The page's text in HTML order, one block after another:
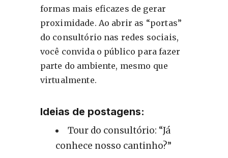
formas mais eficazes de gerar
proximidade. Ao abrir as “portas”
do consultório nas redes sociais,
você convida o público para fazer
parte do ambiente, mesmo que
virtualmente.
Ideias de postagens:
Tour do consultório: “Já
conhece nosso cantinho?”